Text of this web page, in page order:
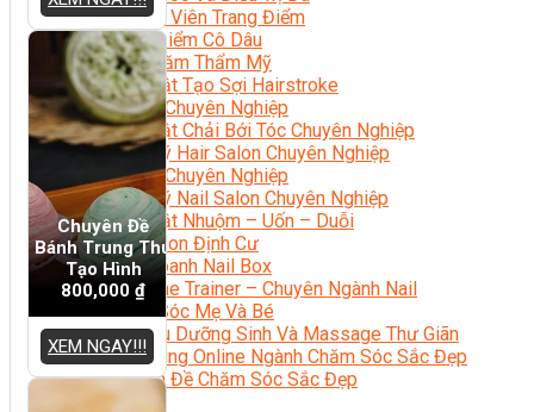
Chuyên Viên Trang Điểm
Trang Điểm Cô Dâu
Phun Xăm Thẩm Mỹ
Kỹ Thuật Tạo Sợi Hairstroke
Barber Chuyên Nghiệp
Kỹ Thuật Chải Bới Tóc Chuyên Nghiệp
Quản Lý Hair Salon Chuyên Nghiệp
Nối Mi Chuyên Nghiệp
Quản Lý Nail Salon Chuyên Nghiệp
Kỹ Thuật Nhuộm – Uốn – Duỗi
Nail Salon Định Cư
Kinh Doanh Nail Box
Train The Trainer – Chuyên Ngành Nail
Chăm Sóc Mẹ Và Bé
Gội Đầu Dưỡng Sinh Và Massage Thư Giãn
Marketing Online Ngành Chăm Sóc Sắc Đẹp
Chuyên Đề Chăm Sóc Sắc Đẹp
Chuyên Đề
Bánh Trung Thu
Tạo Hình
800,000 ₫
XEM NGAY!!!